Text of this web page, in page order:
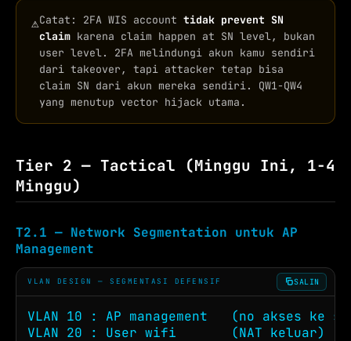
⚠Catat: 2FA WIS accounttidak prevent SN
claim karena claim happen at SN level, bukan
user level. 2FA melindungi akun kamu sendiri
dari takeover, tapi attacker tetap bisa
claim SN dari akun mereka sendiri. QW1-QW4
yang menutup vector hijack utama.
Tier 2 — Tactical (Minggu Ini, 1-4
Minggu)
T2.1 — Network Segmentation untuk AP
Management
VLAN DESIGN — SEGMENTASI DEFENSIF SALIN
VLAN 10 : AP management   (no akses ke
VLAN 20 : User wifi       (NAT keluar)